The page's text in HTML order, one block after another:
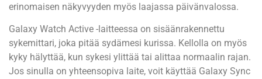
erinomaisen näkyvyyden myös laajassa päivänvalossa.
Galaxy Watch Active -laitteessa on sisäänrakennettu
sykemittari, joka pitää sydämesi kurissa. Kellolla on myös
kyky hälyttää, kun sykesi ylittää tai alittaa normaalin rajan.
Jos sinulla on yhteensopiva laite, voit käyttää Galaxy Sync